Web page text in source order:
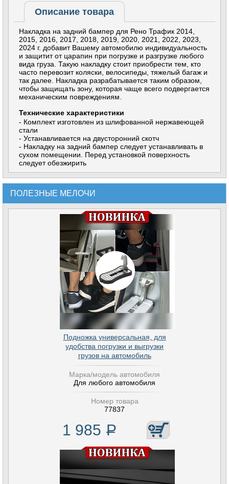
Описание товара
Накладка на задний бампер для Рено Трафик 2014,
2015, 2016, 2017, 2018, 2019, 2020, 2021, 2022, 2023,
2024 г. добавит Вашему автомобилю индивидуальность
и защитит от царапин при погрузке и разгрузке любого
вида груза. Такую накладку стоит приобрести тем, кто
часто перевозит коляски, велосипеды, тяжелый багаж и
так далее. Накладка разрабатывается таким образом,
чтобы защищать зону, которая чаще всего подвергается
механическим повреждениям.
Технические характеристики
- Комплект изготовлен из шлифованной нержавеющей
стали
- Устанавливается на двусторонний скотч
- Накладку на задний бампер следует устанавливать в
сухом помещении. Перед установкой поверхность
следует обезжирить
ПОЛЕЗНЫЕ МЕЛОЧИ
Подножка универсальная, для
удобства погрузки и выгрузки
грузов на автомобиль
Марка/модель автомобиля
Для любого автомобиля
Номер товара
77837
1 985 Р